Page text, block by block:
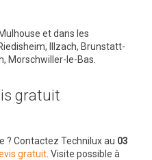
et dans les
Illzach, Brunstatt-
Morschwiller-le-Bas.
gratuit
? Contactez Technilux au 03
gratuit . Visite possible à